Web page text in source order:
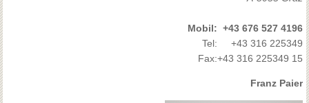
Mobil: +43 676 527 4196
Tel:
+43 316 225349
Fax:+43 316 225349 15
Franz Paier